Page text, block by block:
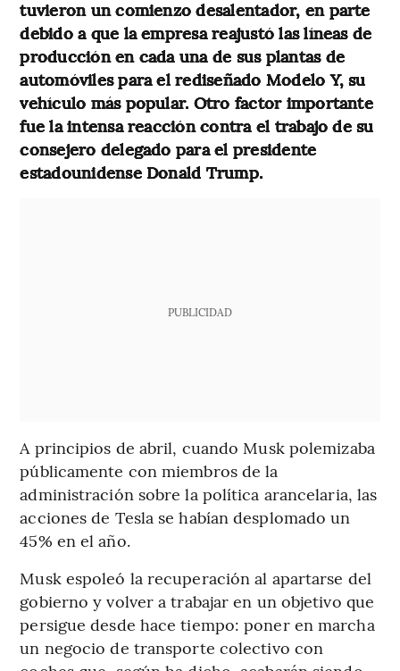
tuvieron un comienzo desalentador, en parte
debido a que la empresa reajustó las líneas de
producción en cada una de sus plantas de
automóviles para el rediseñado Modelo Y, su
vehículo más popular. Otro factor importante
fue la intensa reacción contra el trabajo de su
consejero delegado para el presidente
estadounidense Donald Trump.
PUBLICIDAD
A principios de abril, cuando Musk polemizaba
públicamente con miembros de la
administración sobre la política arancelaria, las
acciones de Tesla se habían desplomado un
45% en el año.
Musk espoleó la recuperación al apartarse del
gobierno y volver a trabajar en un objetivo que
persigue desde hace tiempo: poner en marcha
un negocio de transporte colectivo con